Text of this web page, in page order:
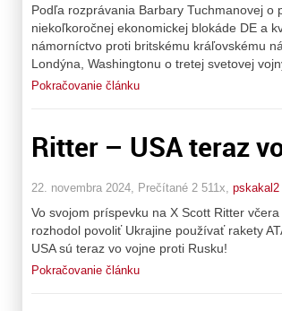
Podľa rozprávania Barbary Tuchmanovej
niekoľkoročnej ekonomickej blokáde DE a
námorníctvo proti britskému kráľovskému
Londýna, Washingtonu o tretej svetovej
Pokračovanie článku
Ritter – USA teraz
22. novembra 2024, Prečítané 2 511x, pskakal2
Vo svojom príspevku na X Scott Ritter
rozhodol povoliť Ukrajine používať rakety
USA sú teraz vo vojne proti Rusku!
Pokračovanie článku